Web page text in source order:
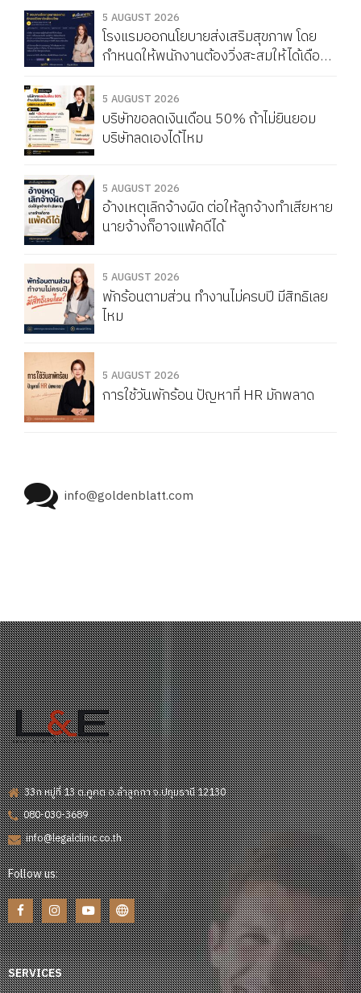
5 AUGUST 2026
โรงแรมออกนโยบายส่งเสริมสุขภาพ โดย
กำหนดให้พนักงานต้องวิ่งสะสมให้ได้เดือน
Service Charge แบบนี้ผิดกฎหมายไหม
5 AUGUST 2026
บริษัทขอลดเงินเดือน 50% ถ้าไม่ยินยอม
บริษัทลดเองได้ไหม
5 AUGUST 2026
อ้างเหตุเลิกจ้างผิด ต่อให้ลูกจ้างทำเสียหาย
นายจ้างก็อาจแพ้คดีได้
5 AUGUST 2026
พักร้อนตามส่วน ทำงานไม่ครบปี มีสิทธิเลย
ไหม
5 AUGUST 2026
การใช้วันพักร้อน ปัญหาที่ HR มักพลาด
info@goldenblatt.com
33ก หมู่ที่ 13 ต.คูคต อ.ลำลูกกา จ.ปทุมธานี 12130
080-030-3689
info@legalclinic.co.th
Follow us:
SERVICES